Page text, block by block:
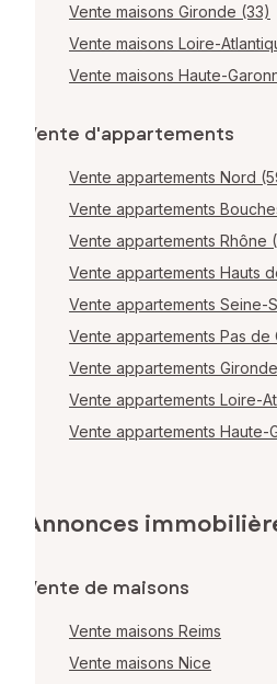
Vente maisons Gironde (33)
Vente maisons Loire-
Vente maisons Haute-
Vente d'appartements
Vente appartements Nord
Vente appartements
Vente appartements Rhône
Vente appartements Hauts
Vente appartements Seine-
Vente appartements Pas de
Vente appartements
Vente appartements Loire-
Vente appartements Haute-
Annonces
Vente de maisons
Vente maisons Reims
Vente maisons Nice